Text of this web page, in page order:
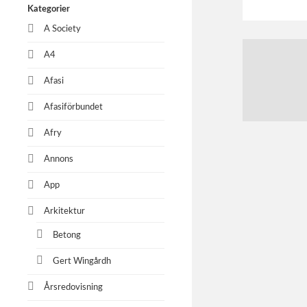
Kategorier
A Society
A4
Afasi
Afasiförbundet
Afry
Annons
App
Arkitektur
Betong
Gert Wingårdh
Årsredovisning